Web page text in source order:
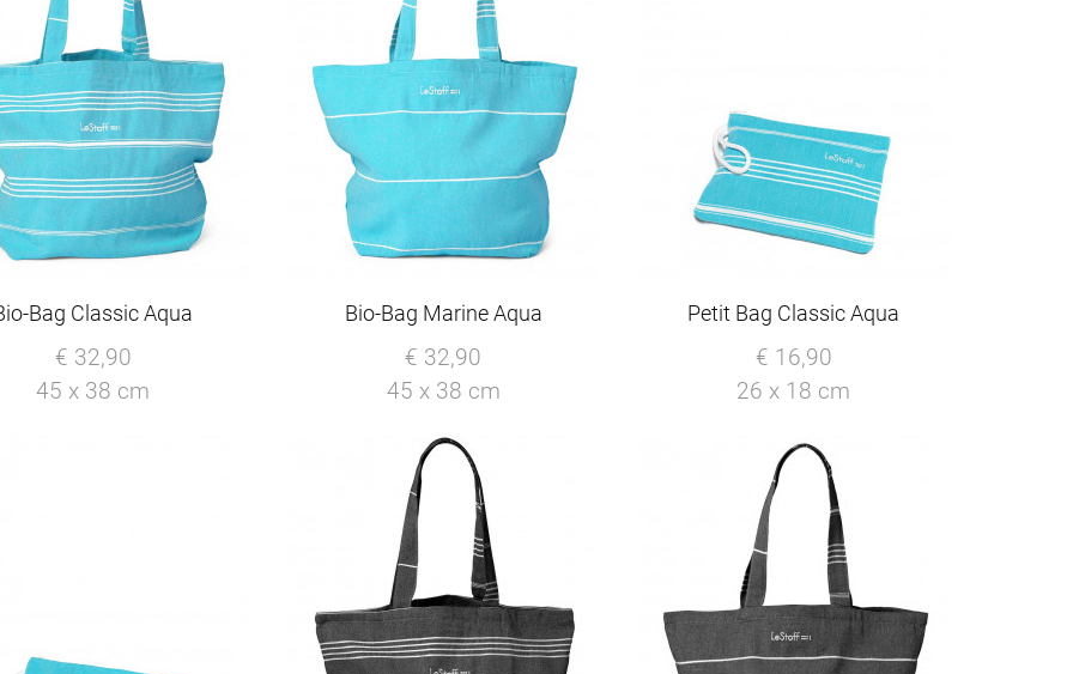
Bag Classic Aqua
€ 32,90
45 x 38 cm
Bio-Bag Marine Aqua
€ 32,90
45 x 38 cm
Petit Bag Classic Aqua
€ 16,90
26 x 18 cm